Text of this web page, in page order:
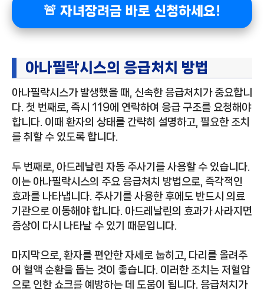
🚨 자녀장려금 바로 신청하세요!
아나필락시스의 응급처치 방법
아나필락시스가 발생했을 때, 신속한 응급처치가 중요합니
다. 첫 번째로, 즉시 119에 연락하여 응급 구조를 요청해야
합니다. 이때 환자의 상태를 간략히 설명하고, 필요한 조치
를 취할 수 있도록 합니다.
두 번째로, 아드레날린 자동 주사기를 사용할 수 있습니다.
이는 아나필락시스의 주요 응급처치 방법으로, 즉각적인
효과를 나타냅니다. 주사기를 사용한 후에도 반드시 의료
기관으로 이동해야 합니다. 아드레날린의 효과가 사라지면
증상이 다시 나타날 수 있기 때문입니다.
마지막으로, 환자를 편안한 자세로 눕히고, 다리를 올려주
어 혈액 순환을 돕는 것이 좋습니다. 이러한 조치는 저혈압
으로 인한 쇼크를 예방하는 데 도움이 됩니다. 응급처치가